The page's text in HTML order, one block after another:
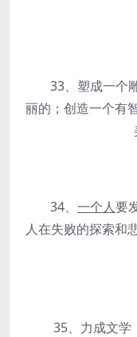
33、塑成一个雕
丽的；创造一个有
34、 一个人要
人在失败的探索
35、力成文学：